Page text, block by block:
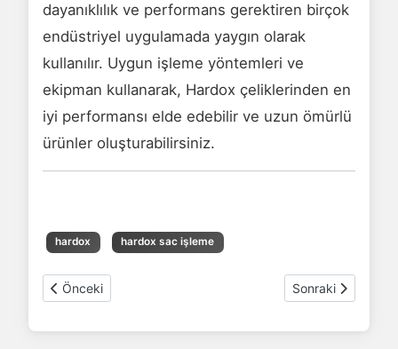
dayanıklılık ve performans gerektiren birçok
endüstriyel uygulamada yaygın olarak
kullanılır. Uygun işleme yöntemleri ve
ekipman kullanarak, Hardox çeliklerinden en
iyi performansı elde edebilir ve uzun ömürlü
ürünler oluşturabilirsiniz.
hardox hardox sac işleme
Önceki makale: Hardox Sac ağırlık hesaplama
Önceki Sonraki makale:
Sonraki